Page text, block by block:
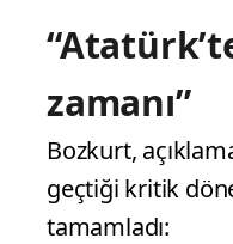
zamanı”
Bozkurt,
geçtiği kritik
tamamladı: